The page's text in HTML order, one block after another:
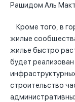
Рашидом Аль
Кроме того, в
жилые
жилье быстро
будет
строительство